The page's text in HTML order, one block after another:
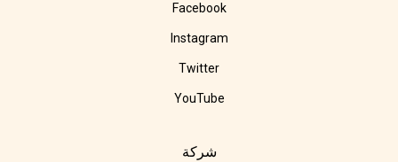
Facebook
Instagram
Twitter
YouTube
شركة